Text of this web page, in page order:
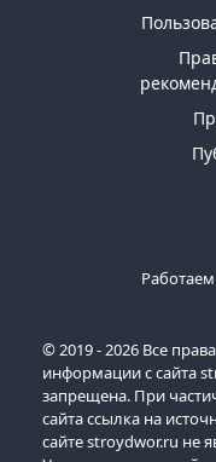
© 2019 - 2026 Все
информации с сайта
запрещена. При
сайта ссылка на
сайте stroydwor.ru не